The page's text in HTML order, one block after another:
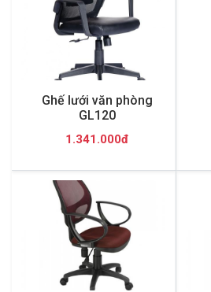
Ghế lưới văn phòng
GL120
1.341.000đ